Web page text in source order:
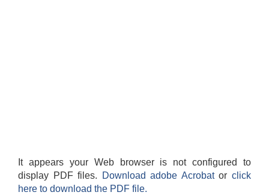
It appears your Web browser is not configured to
display PDF files.
Download adobe Acrobatorclick
here to download the PDF file.